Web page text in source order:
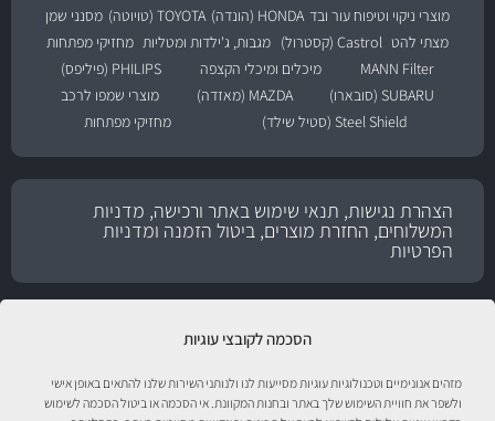
הסכמה לקובצי עוגיות
מזהים אנונימיים וטכנולוגיות עוגיות מסייעות לנו ולנותני השירות שלנו להתאים באופן אישי
ולשפר את חוויית השימוש שלך באתר ובחנות המקוונת. אי הסכמה או ביטול הסכמה לשימוש
מוצרי ניקוי וטיפוח עור ובד HONDA (הונדה) TOYOTA (טויוטה)
מסנני שמן
מצתי להט Castrol (קסטרול) מגבות, ג'ילדות ומטליות מחזיקי מפתחות
MANN Filter
מיכלים ומיכלי הקצפה
PHILIPS (פיליפס)
SUBARU (סובארו)
MAZDA (מאזדה)
מוצרי שמפו לרכב
Steel Shield (סטיל שילד)
מחזיקי מפתחות
הצהרת נגישות, תנאי שימוש באתר ורכישה, מדניות
המשלוחים, החזרת מוצרים, ביטול הזמנה ומדניות
הפרטיות